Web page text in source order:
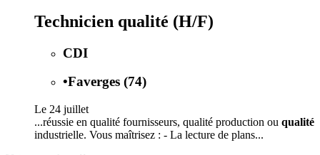
Technicien qualité (H/F)
CDI
•Faverges (74)
Le 24 juillet
...réussie en qualité fournisseurs, qualité production ou qualité
industrielle. Vous maîtrisez : - La lecture de plans...